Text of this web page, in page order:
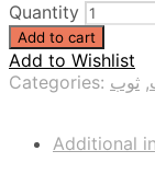
Quantity
Add to cart
Add to Wishlist
Categories:
, ثوب
Additional